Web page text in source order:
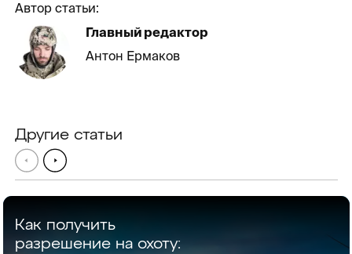
Автор статьи:
Главный редактор
Антон Ермаков
Другие статьи
Как получить
разрешение на охоту: